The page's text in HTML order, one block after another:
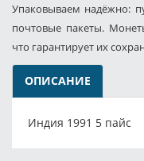
Упаковываем надёжно:
почтовые пакеты.
что гарантирует их
ОПИСАНИЕ
Индия 1991 5 пайс